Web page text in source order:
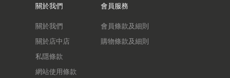
關於我們
關於我們
關於店中店
私隱條款
網站使用條款
會員服務
會員條款及細則
購物條款及細則